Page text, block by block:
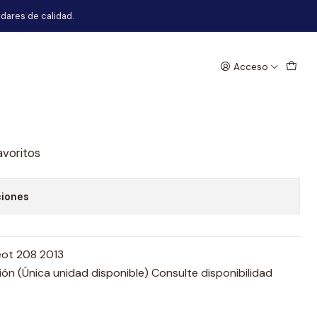
Acceso
de calidad.
Del Peugeot 208 2013
208 2013
(Única unidad disponible) Consulte disponibilidad